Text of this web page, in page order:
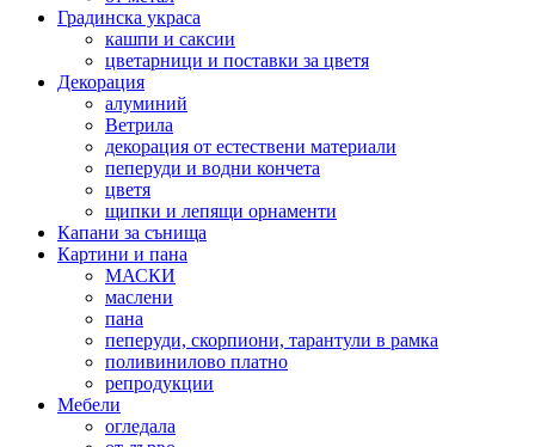
Градинска украса
кашпи и саксии
цветарници и поставки за цветя
Декорация
алуминий
Ветрила
декорация от естествени материали
пеперуди и водни кончета
цветя
щипки и лепящи орнаменти
Капани за сънища
Картини и пана
МАСКИ
маслени
пана
пеперуди, скорпиони, тарантули в рамка
поливинилово платно
репродукции
Мебели
огледала